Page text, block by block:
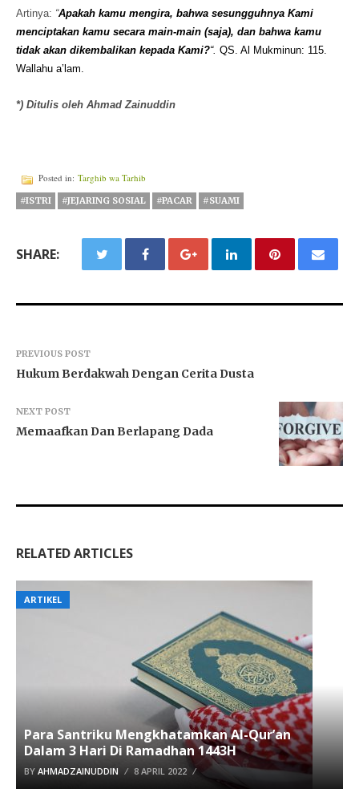
Artinya: “Apakah kamu mengira, bahwa sesungguhnya Kami
menciptakan kamu secara main-main (saja), dan bahwa kamu
tidak akan dikembalikan kepada Kami?“. QS. Al Mukminun: 115.
Wallahu a’lam.
*) Ditulis oleh Ahmad Zainuddin
Posted in: Targhib wa Tarhib
#ISTRI #JEJARING SOSIAL #PACAR #SUAMI
SHARE:
PREVIOUS POST
Hukum Berdakwah Dengan Cerita Dusta
NEXT POST
Memaafkan Dan Berlapang Dada
RELATED ARTICLES
ARTIKEL
Para Santriku Mengkhatamkan Al-Qur’an
Dalam 3 Hari Di Ramadhan 1443H
BY AHMADZAINUDDIN 8 APRIL 2022